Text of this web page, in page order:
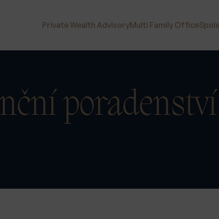
Private Wealth AdvisoryMulti Family Office
poradenství